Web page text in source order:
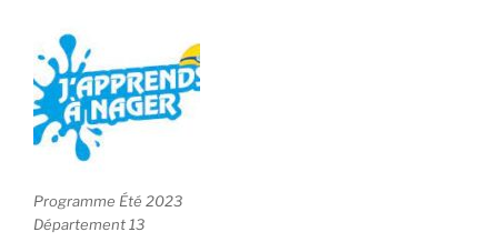
Programme Été 2023
Département 13